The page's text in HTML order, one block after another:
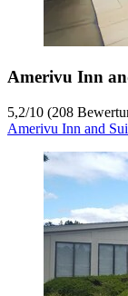
Amerivu Inn
5,2/10 (208
Amerivu Inn and